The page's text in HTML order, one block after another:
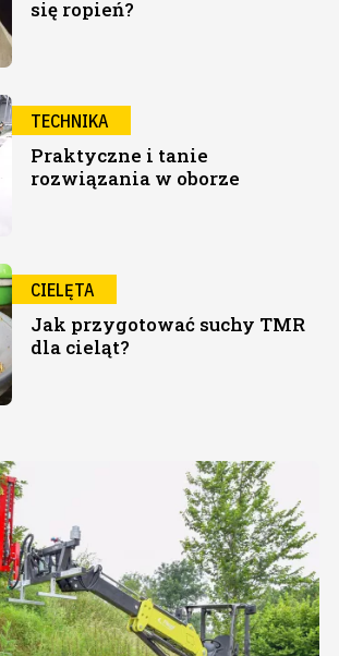
się ropień?
TECHNIKA
Praktyczne i tanie
rozwiązania w oborze
CIELĘTA
Jak przygotować suchy TMR
dla cieląt?